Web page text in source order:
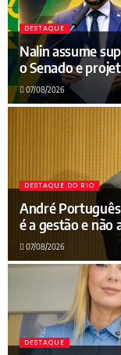
DESTAQUE
Nalin assume
o Senado e
07/08/2026
DESTAQUE DO RIO
André
é a gestão e não
07/08/2026
DESTAQUE